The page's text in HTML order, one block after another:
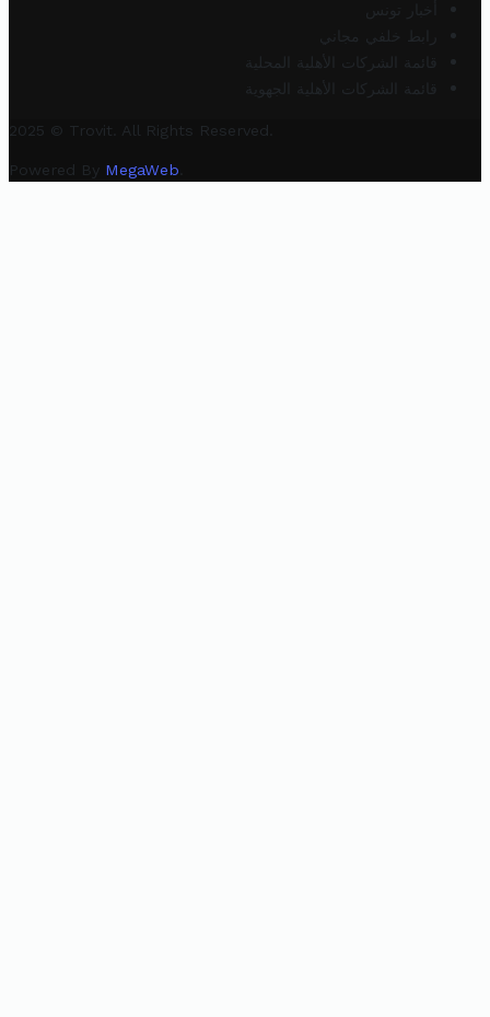
أخبار تونس
رابط خلفي مجاني
قائمة الشركات الأهلية المحلية
قائمة الشركات الأهلية الجهوية
2025 © Trovit. All Rights Reserved.
Powered By MegaWeb